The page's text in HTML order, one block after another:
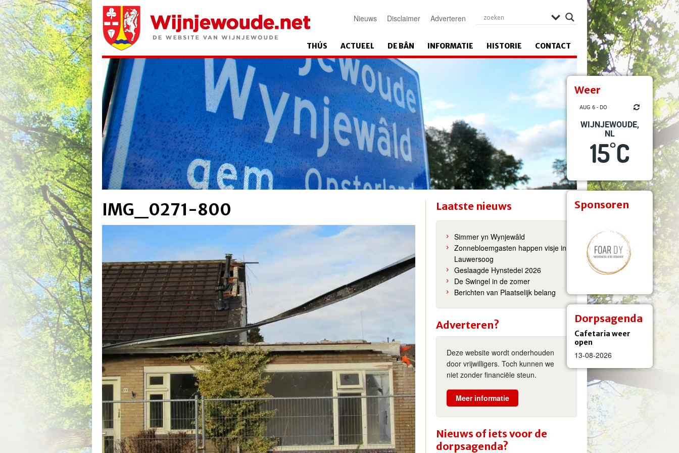
Weer
AUG 6 - DO
WIJNJEWOUDE,
NL
15°C
Sponsoren
Dorpsagenda
Cafetaria weer
open
13-08-2026
Nieuws Disclaimer Adverteren
THÚS ACTUEEL DE BÂN INFORMATIE HISTORIE CONTACT
IMG_0271-800 Laatste nieuws
Simmer yn Wynjewâld
Zonnebloemgasten happen visje in
Lauwersoog
Geslaagde Hynstedei 2026
De Swingel in de zomer
Berichten van Plaatselijk belang
Adverteren?
Deze website wordt onderhouden
door vrijwilligers. Toch kunnen we
niet zonder financiële steun.
Meer informatie
Nieuws of iets voor de
dorpsagenda?